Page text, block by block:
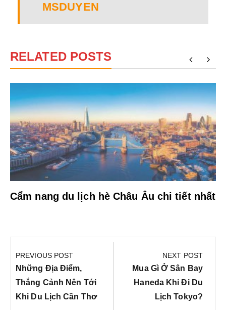
MSDUYEN
RELATED POSTS
Cẩm nang du lịch hè Châu Âu chi tiết nhất
hướng
bài
viết
PREVIOUS POST
Previous
Post:
Những Địa Điểm,
Thắng Cảnh Nên Tới
Khi Du Lịch Cần Thơ
NEXT POST
Next
Post:
Mua Gì Ở Sân Bay
Haneda Khi Đi Du
Lịch Tokyo?